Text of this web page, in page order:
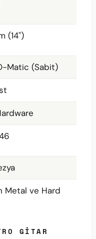
(14")
Matic (Sabit)
Metal ve Hard
GITAR